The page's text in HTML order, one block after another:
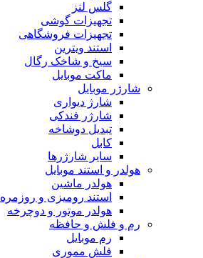
گلس لنز
تجهیزات گوشی
تجهیزات فروشگاهی
استند ویترین
سیخ و شاخک رگال
ماکت موبایل
شارژر موبایل
شارژ دیواری
شارژر فندکی
تبدیل دوشاخه
کابل
سایر شارژرها
هولدر و استند موبایل
هولدر ماشین
استند رومیزی و روزمره
هولدر موتور و دوچرخه
رم و فلش و حافظه
رم موبایل
فلش مموری